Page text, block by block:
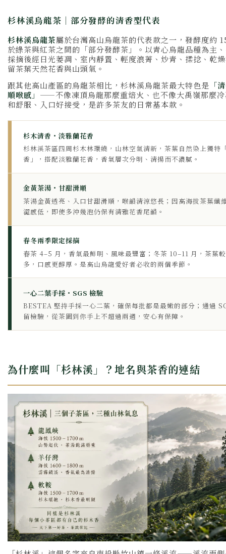
杉林溪烏龍茶｜部分發酵的清香型代表
杉林溪烏龍茶屬於台灣高山烏龍茶的代表款之一，發酵度約
於綠茶與紅茶之間的「部分發酵茶」。以青心烏龍品種為主
採摘後經日光萎凋、室內靜置、輕度浪菁、炒青、揉捻、乾
留茶葉天然花香與山頭氣。
跟其他高山產區的烏龍茶相比，杉林溪烏龍茶最大特色是 「
順喉感」 ——不像凍頂烏龍那麼重焙火、也不像大禹嶺那麼
和舒服、入口好接受，是許多茶友的日常基本款。
杉木清香・淡雅蘭花香
杉林溪茶區四周杉木林環繞，山林空氣清新，茶葉自然染上獨特
香」，搭配淡雅蘭花香，香氣層次分明、清揚而不濃膩。
金黃茶湯・甘甜滑順
茶湯金黃透亮、入口甘甜滑順，喉韻清涼悠長；因高海拔茶葉纖
澀感低，即使多沖幾泡仍保有清雅花香尾韻。
春冬兩季限定採摘
春茶 4–5 月，香氣最鮮明、風味最豐富；冬茶 10–11 月，茶葉
多，口感更醇厚。是高山烏龍愛好者必收的兩個季節。
一心二葉手採・SGS 檢驗
BESTEA 堅持手採一心二葉，確保每批都是最嫩的部分；通過
留檢驗，從茶園到你手上不超過兩週，安心有保障。
為什麼叫「杉林溪」？地名與茶香的連結